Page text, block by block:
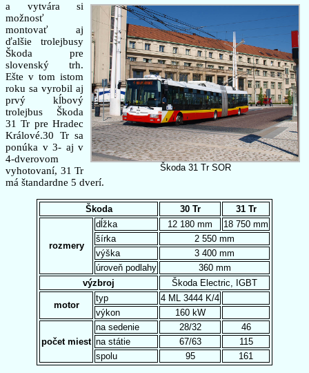
Škoda 31 Tr SOR
a vytvára si
možnosť
montovať aj
ďalšie trolejbusy
Škoda pre
slovenský trh.
Ešte v tom istom
roku sa vyrobil aj
prvý kĺbový
trolejbus Škoda
31 Tr pre Hradec
Králové.30 Tr sa
ponúka v 3- aj v
4-dverovom
vyhotovaní, 31 Tr
má štandardne 5 dverí.
Škoda 30 Tr 31 Tr
rozmery
dĺžka 12 180 mm
18 750 mm
šírka
2 550 mm
výška
3 400 mm
úroveň podlahy
360 mm
výzbroj
Škoda Electric, IGBT
motor
typ
4 ML 3444 K/4
výkon
160 kW
počet miest
na sedenie 28/32
46
na státie
67/63
115
spolu
95 161